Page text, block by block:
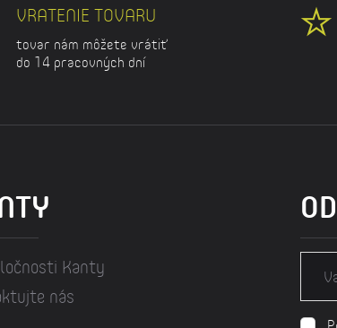
VRATENIE TOVARU
tovar nám môžete vrátiť
do 14 pracovných dní
Kanty
nás